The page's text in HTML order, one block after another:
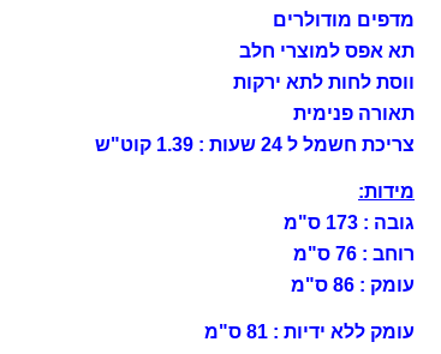
מדפים מודולרים
תא אפס למוצרי חלב
ווסת לחות לתא ירקות
תאורה פנימית
צריכת חשמל ל 24 שעות : 1.39 קוט"ש
מידות:
גובה : 173 ס"מ
רוחב : 76 ס"מ
עומק : 86 ס"מ
עומק ללא ידיות : 81 ס"מ